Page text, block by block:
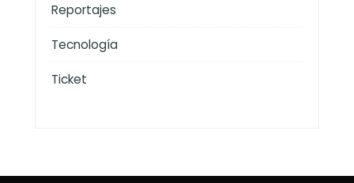
Reportajes
Tecnología
Ticket